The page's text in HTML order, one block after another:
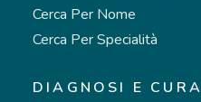
Cerca Per Nome
Cerca Per Specialità
DIAGNOSI E CURA